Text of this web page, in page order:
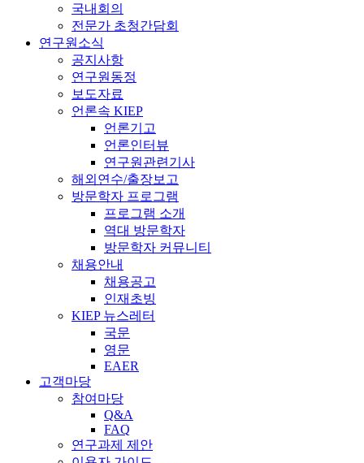
국내회의
전문가 초청간담회
연구원소식
공지사항
연구원동정
보도자료
언론속 KIEP
언론기고
언론인터뷰
연구원관련기사
해외연수/출장보고
방문학자 프로그램
프로그램 소개
역대 방문학자
방문학자 커뮤니티
채용안내
채용공고
인재초빙
KIEP 뉴스레터
국문
영문
EAER
고객마당
참여마당
Q&A
FAQ
연구과제 제안